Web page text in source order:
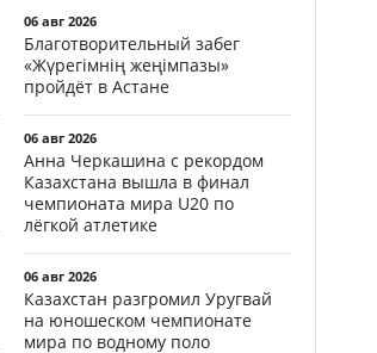
06 авг 2026
Благотворительный забег
«Жүрегімнің жеңімпазы»
пройдёт в Астане
06 авг 2026
Анна Черкашина с рекордом
Казахстана вышла в финал
чемпионата мира U20 по
лёгкой атлетике
06 авг 2026
Казахстан разгромил Уругвай
на юношеском чемпионате
мира по водному поло